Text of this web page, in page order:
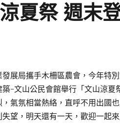
夏祭 週末
局攜手木柵區農會，今年特別
築-文山公民會館舉行「文山涼夏
，氣氛相當熱絡，直呼不用出國
失望，明天還有一天，歡迎一起